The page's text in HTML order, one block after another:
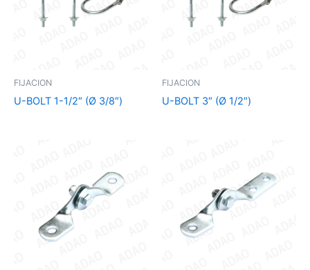
FIJACION
U-BOLT 1-1/2″ (Ø 3/8″)
FIJACION
U-BOLT 3″ (Ø 1/2″)